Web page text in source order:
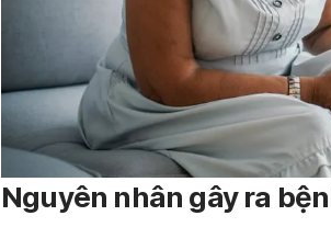
Nguyên nhân gây ra